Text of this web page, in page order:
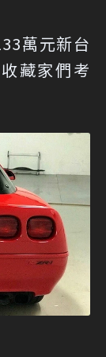
萬元新台
藏家們考